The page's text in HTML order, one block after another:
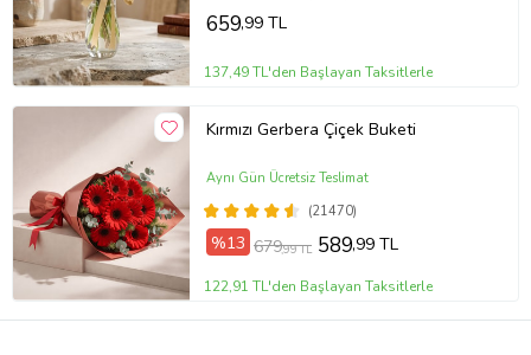
659,99 TL
137,49 TL'den Başlayan Taksitlerle
Kırmızı Gerbera Çiçek Buketi
(21470)
Aynı Gün Ücretsiz Teslimat
%13 679,99 TL 589,99 TL
122,91 TL'den Başlayan Taksitlerle